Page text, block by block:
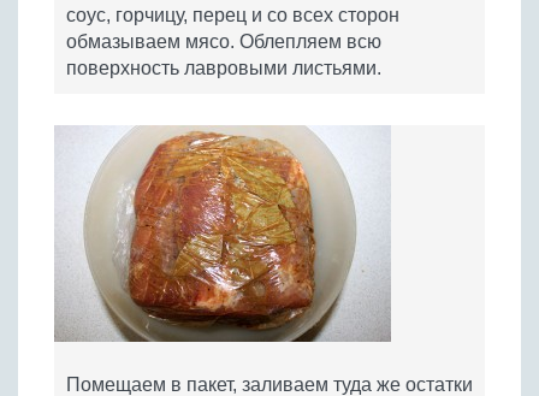
соус, горчицу, перец и со всех сторон
обмазываем мясо. Облепляем всю
поверхность лавровыми листьями.
Помещаем в пакет, заливаем туда же остатки